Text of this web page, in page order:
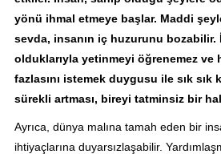
yönü ihmal etmeye başlar. Maddi
sevda, insanın iç huzurunu bozabilir.
olduklarıyla yetinmeyi öğrenemez ve
fazlasını istemek duygusu ile sık sık
sürekli artması, bireyi tatminsiz bir
Ayrıca, dünya malına tamah eden bir
ihtiyaçlarına duyarsızlaşabilir.